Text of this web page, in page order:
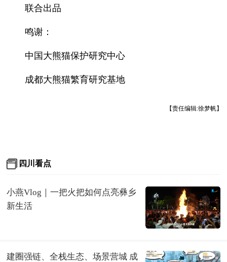
联合出品
鸣谢：
中国大熊猫保护研究中心
成都大熊猫繁育研究基地
【责任编辑:徐梦帆】